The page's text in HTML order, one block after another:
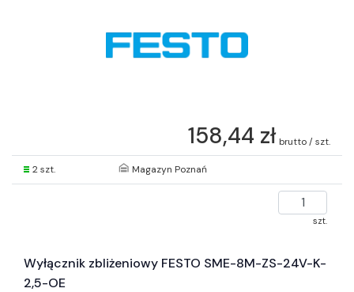
158,44 zł brutto / szt.
2 szt. Magazyn Poznań
szt.
Wyłącznik zbliżeniowy FESTO SME-8M-ZS-24V-K-
2,5-OE